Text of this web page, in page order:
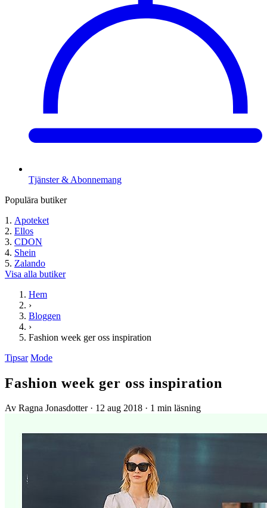
Tjänster & Abonnemang
Populära butiker
Apoteket
Ellos
CDON
Shein
Zalando
Visa alla butiker
Hem
›
Bloggen
›
Fashion week ger oss inspiration
Tipsar Mode
Fashion week ger oss inspiration
Av Ragna Jonasdotter · 12 aug 2018 · 1 min läsning